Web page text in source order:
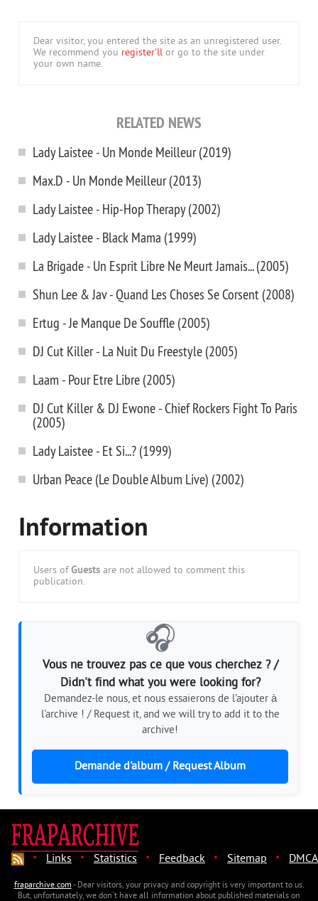
Dear visitor, you entered the site as an unregistered user.
We recommend you register'll or go to the site under
your own name.
RELATED NEWS
Lady Laistee - Un Monde Meilleur (2019)
Max.D - Un Monde Meilleur (2013)
Lady Laistee - Hip-Hop Therapy (2002)
Lady Laistee - Black Mama (1999)
La Brigade - Un Esprit Libre Ne Meurt Jamais... (2005)
Shun Lee & Jav - Quand Les Choses Se Corsent (2008)
Ertug - Je Manque De Souffle (2005)
DJ Cut Killer - La Nuit Du Freestyle (2005)
Laam - Pour Etre Libre (2005)
DJ Cut Killer & DJ Ewone - Chief Rockers Fight To Paris
(2005)
Lady Laistee - Et Si...? (1999)
Urban Peace (Le Double Album Live) (2002)
Information
Users of Guests are not allowed to comment this
publication.
🎧
Vous ne trouvez pas ce que vous cherchez ? /
Didn't find what you were looking for?
Demandez-le nous, et nous essaierons de l'ajouter à
l'archive ! / Request it, and we will try to add it to the
archive!
Demande d'album / Request Album
· Links · Statistics · Feedback · Sitemap · DMCA
fraparchive.com- Dear visitors, your privacy and copyright is very important to us.
But, unfortunately, we don't have all information about published materials on